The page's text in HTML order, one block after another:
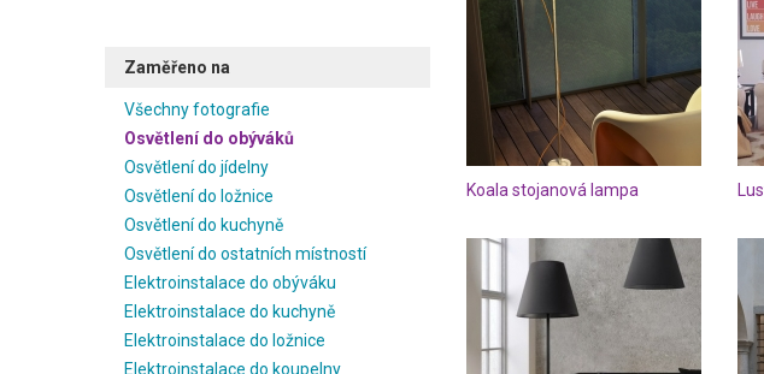
Zaměřeno na
Všechny fotografie
Osvětlení do obýváků
Osvětlení do jídelny
Osvětlení do ložnice
Osvětlení do kuchyně
Osvětlení do ostatních místností
Elektroinstalace do obýváku
Elektroinstalace do kuchyně
Elektroinstalace do ložnice
Elektroinstalace do koupelny
Koala stojanová lampa